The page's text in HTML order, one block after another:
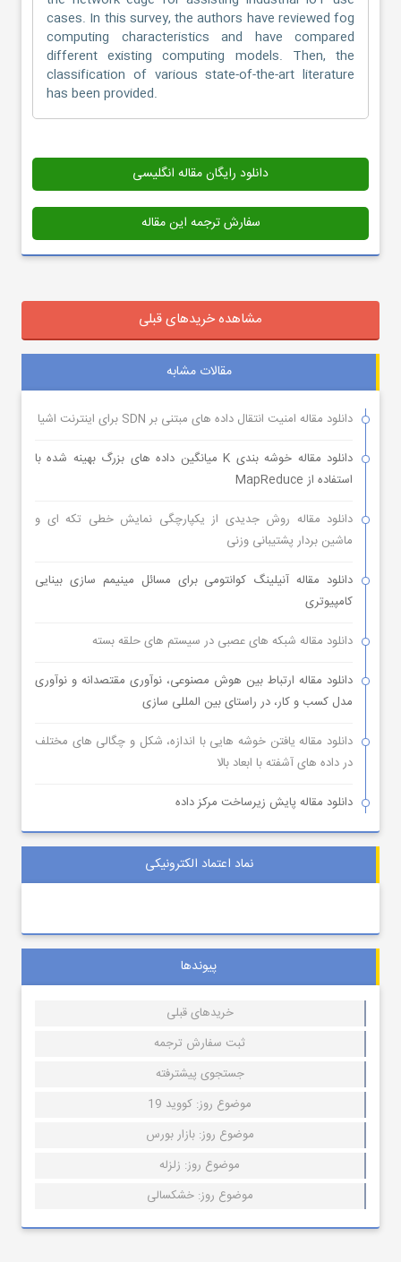
cases. In this survey, the authors have reviewed fog
computing characteristics and have compared
different existing computing models. Then, the
classification of various state-of-the-art literature
has been provided.
دانلود رایگان مقاله انگلیسی
سفارش ترجمه این مقاله
مشاهده خریدهای قبلی
مقالات مشابه
دانلود مقاله امنیت انتقال داده های مبتنی بر SDN برای اینترنت اشیا
دانلود مقاله خوشه بندی K میانگین داده های بزرگ بهینه شده با
استفاده از MapReduce
دانلود مقاله روش جدیدی از یکپارچگی نمایش خطی تکه ای و
ماشین بردار پشتیبانی وزنی
دانلود مقاله آنیلینگ کوانتومی برای مسائل مینیمم سازی بینایی
کامپیوتری
دانلود مقاله شبکه های عصبی در سیستم های حلقه بسته
دانلود مقاله ارتباط بین هوش مصنوعی، نوآوری مقتصدانه و نوآوری
مدل کسب و کار، در راستای بین المللی سازی
دانلود مقاله یافتن خوشه هایی با اندازه، شکل و چگالی های مختلف
در داده های آشفته با ابعاد بالا
دانلود مقاله پایش زیرساخت مرکز داده
نماد اعتماد الکترونیکی
پیوندها
خریدهای قبلی
ثبت سفارش ترجمه
جستجوی پیشترفته
موضوع روز: کووید 19
موضوع روز: بازار بورس
موضوع روز: زلزله
موضوع روز: خشکسالی